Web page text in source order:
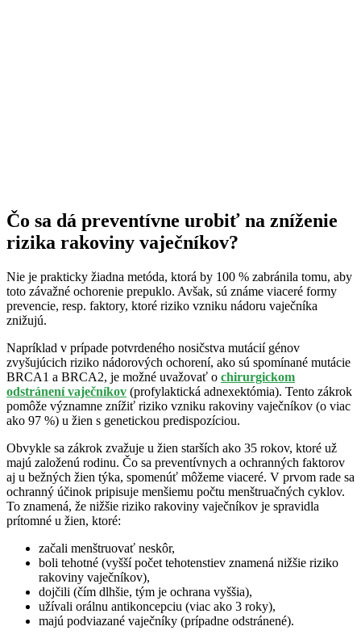
Čo sa dá preventívne urobiť na zníženie
rizika rakoviny vaječníkov?
Nie je prakticky žiadna metóda, ktorá by 100 % zabránila tomu, aby
toto závažné ochorenie prepuklo. Avšak, sú známe viaceré formy
prevencie, resp. faktory, ktoré riziko vzniku nádoru vaječníka
znižujú.
Napríklad v prípade potvrdeného nosičstva mutácií génov
zvyšujúcich riziko nádorových ochorení, ako sú spomínané mutácie
BRCA1 a BRCA2, je možné uvažovať o chirurgickom
odstránení vaječníkov (profylaktická adnexektómia). Tento zákrok
pomôže významne znížiť riziko vzniku rakoviny vaječníkov (o viac
ako 97 %) u žien s genetickou predispozíciou.
Obvykle sa zákrok zvažuje u žien starších ako 35 rokov, ktoré už
majú založenú rodinu. Čo sa preventívnych a ochranných faktorov
aj u bežných žien týka, spomenúť môžeme viaceré. V prvom rade sa
ochranný účinok pripisuje menšiemu počtu menštruačných cyklov.
To znamená, že nižšie riziko rakoviny vaječníkov je spravidla
prítomné u žien, ktoré:
začali menštruovať neskôr,
boli tehotné (vyšší počet tehotenstiev znamená nižšie riziko
rakoviny vaječníkov),
dojčili (čím dlhšie, tým je ochrana vyššia),
užívali orálnu antikoncepciu (viac ako 3 roky),
majú podviazané vaječníky (prípadne odstránené).